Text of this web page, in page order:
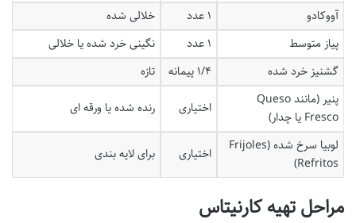
آووکادو
۱ عدد
خلالی شده
پیاز متوسط
۱ عدد
نگینی خرد شده یا خلالی
گشنیز خرد شده
۱/۴ پیمانه
تازه
پنیر (مانند Queso
Fresco یا چدار)
اختیاری رنده شده یا ورقه ای
لوبیا سرخ شده (Frijoles
Refritos)
اختیاری برای لایه بندی
مراحل تهیه کارنیتاس